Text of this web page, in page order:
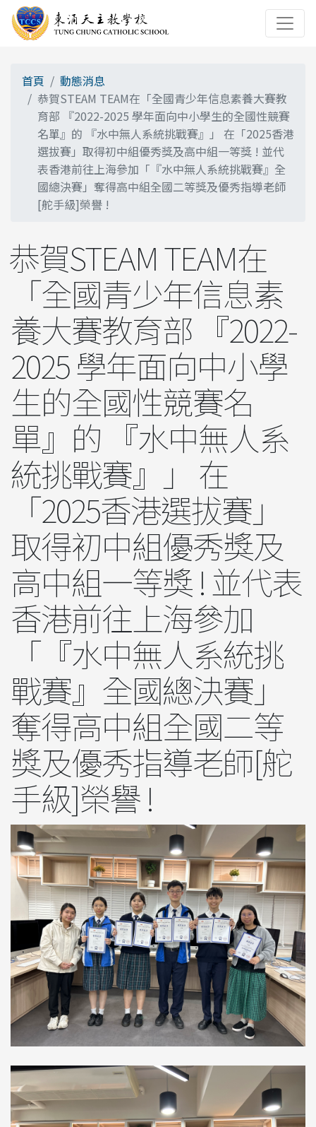
首頁
動態消息
恭賀STEAM TEAM在「全國青少年信息素養大賽教
育部 『2022-2025 學年面向中小學生的全國性競賽
名單』的 『水中無人系統挑戰賽』」 在「2025香港
選拔賽」取得初中組優秀獎及高中組一等獎 ! 並代
表香港前往上海參加「『水中無人系統挑戰賽』全
國總決賽」奪得高中組全國二等獎及優秀指導老師
[舵手級]榮譽 !
恭賀STEAM TEAM在
「全國青少年信息素
養大賽教育部 『2022-
2025 學年面向中小學
生的全國性競賽名
單』的 『水中無人系
統挑戰賽』」 在
「2025香港選拔賽」
取得初中組優秀獎及
高中組一等獎 ! 並代表
香港前往上海參加
「『水中無人系統挑
戰賽』全國總決賽」
奪得高中組全國二等
獎及優秀指導老師[舵
手級]榮譽 !